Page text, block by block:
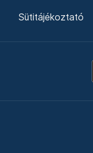
Sütitájékoztató